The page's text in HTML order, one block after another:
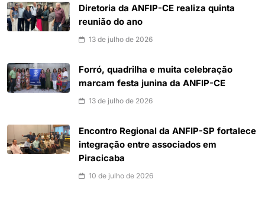
Diretoria da ANFIP-CE realiza quinta
reunião do ano
13 de julho de 2026
Forró, quadrilha e muita celebração
marcam festa junina da ANFIP-CE
13 de julho de 2026
Encontro Regional da ANFIP-SP fortalece
integração entre associados em
Piracicaba
10 de julho de 2026